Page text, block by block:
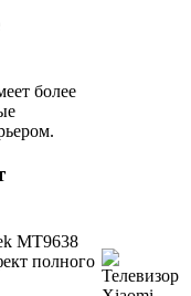
более
MT9638
полного